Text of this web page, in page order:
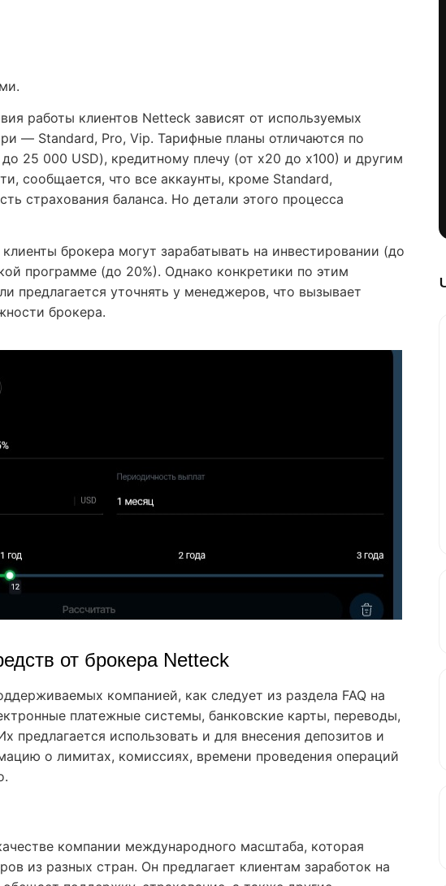
работы клиентов Netteck зависят от используемых
— Standard, Pro, Vip. Тарифные планы отличаются по
25 000 USD), кредитному плечу (от х20 до х100) и другим
сообщается, что все аккаунты, кроме Standard,
страхования баланса. Но детали этого процесса
брокера могут зарабатывать на инвестировании (до
программе (до 20%). Однако конкретики по этим
предлагается уточнять у менеджеров, что вызывает
брокера.
от брокера Netteck
компанией, как следует из раздела FAQ на
платежные системы, банковские карты, переводы,
предлагается использовать и для внесения депозитов и
о лимитах, комиссиях, времени проведения операций
компании международного масштаба, которая
из разных стран. Он предлагает клиентам заработок на